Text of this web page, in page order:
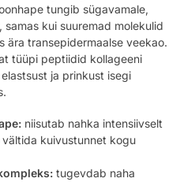
tungib sügavamale,
kui suuremad molekulid
ära transepidermaalse veekao.
tüüpi peptiidid kollageeni
ja prinkust isegi
niisutab nahka intensiivselt
kuivustunnet kogu
tugevdab naha